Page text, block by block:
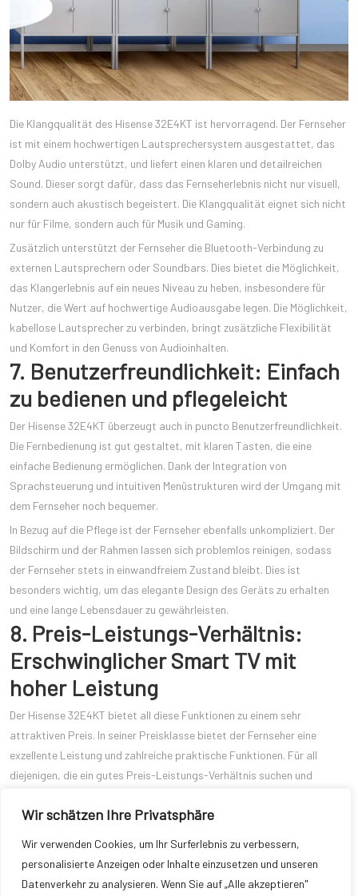
Wir schätzen Ihre Privatsphäre
Wir verwenden Cookies, um Ihr Surferlebnis zu verbessern,
personalisierte Anzeigen oder Inhalte einzusetzen und unseren
Datenverkehr zu analysieren. Wenn Sie auf „Alle akzeptieren"
Die Klangqualität des Hisense 32E4KT ist hervorragend. Der Fernseher
ist mit einem hochwertigen Lautsprechersystem ausgestattet, das
Dolby Audio unterstützt, und liefert einen klaren und detailreichen
Sound. Dieser sorgt dafür, dass das Fernseherlebnis nicht nur visuell,
sondern auch akustisch begeistert. Die Klangqualität eignet sich nicht
nur für Filme, sondern auch für Musik und Gaming.
Zusätzlich unterstützt der Fernseher die Bluetooth-Verbindung zu
externen Lautsprechern oder Soundbars. Dies bietet die Möglichkeit,
das Klangerlebnis auf ein neues Niveau zu heben, insbesondere für
Nutzer, die Wert auf hochwertige Audioausgabe legen. Die Möglichkeit,
kabellose Lautsprecher zu verbinden, bringt zusätzliche Flexibilität
und Komfort in den Genuss von Audioinhalten.
7. Benutzerfreundlichkeit: Einfach
zu bedienen und pflegeleicht
Der Hisense 32E4KT überzeugt auch in puncto Benutzerfreundlichkeit.
Die Fernbedienung ist gut gestaltet, mit klaren Tasten, die eine
einfache Bedienung ermöglichen. Dank der Integration von
Sprachsteuerung und intuitiven Menüstrukturen wird der Umgang mit
dem Fernseher noch bequemer.
In Bezug auf die Pflege ist der Fernseher ebenfalls unkompliziert. Der
Bildschirm und der Rahmen lassen sich problemlos reinigen, sodass
der Fernseher stets in einwandfreiem Zustand bleibt. Dies ist
besonders wichtig, um das elegante Design des Geräts zu erhalten
und eine lange Lebensdauer zu gewährleisten.
8. Preis-Leistungs-Verhältnis:
Erschwinglicher Smart TV mit
hoher Leistung
Der Hisense 32E4KT bietet all diese Funktionen zu einem sehr
attraktiven Preis. In seiner Preisklasse bietet der Fernseher eine
exzellente Leistung und zahlreiche praktische Funktionen. Für all
diejenigen, die ein gutes Preis-Leistungs-Verhältnis suchen und
schätzen, ist der Hisense 32E4KT eine der besten Optionen.
Dieser Fernseher eignet sich perfekt für den Einsatz im eigenen
Wohnzimmer, als Entertainmentcenter im Büro oder sogar in
öffentlichen Einrichtungen wie Hotels. Mit seiner Kombination aus